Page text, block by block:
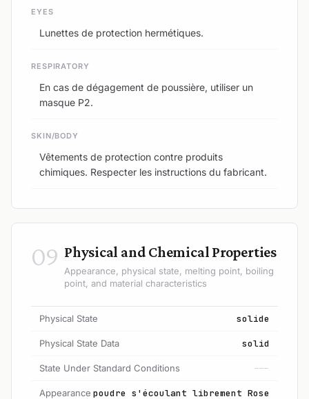
EYES
Lunettes de protection hermétiques.
RESPIRATORY
En cas de dégagement de poussière, utiliser un
masque P2.
SKIN/BODY
Vêtements de protection contre produits
chimiques. Respecter les instructions du fabricant.
09 Physical and Chemical Properties
Appearance, physical state, melting point, boiling
point, and material characteristics
Physical State solide
Physical State Data solid
State Under Standard Conditions ---
Appearance poudre s'écoulant librement Rose